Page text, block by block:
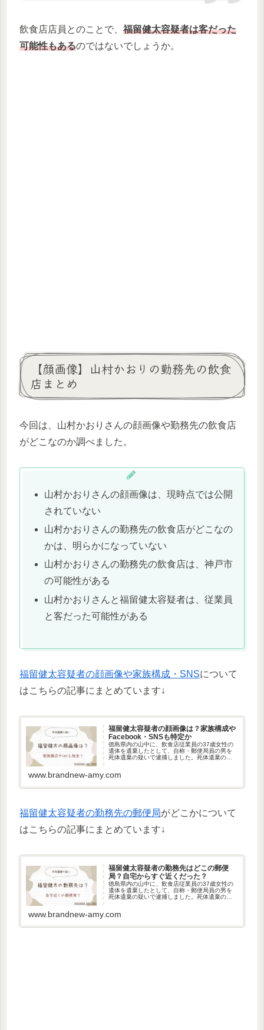
飲食店店員とのことで、 福留健太容疑者は客だった
可能性もあるのではないでしょうか。
【顔画像】山村かおりの勤務先の飲食
店まとめ
今回は、山村かおりさんの顔画像や勤務先の飲食店
がどこなのか調べました。
山村かおりさんの顔画像は、現時点では公開
されていない
山村かおりさんの勤務先の飲食店がどこなの
かは、明らかになっていない
山村かおりさんの勤務先の飲食店は、神戸市
の可能性がある
山村かおりさんと福留健太容疑者は、従業員
と客だった可能性がある
福留健太容疑者の顔画像や家族構成・SNSについて
はこちらの記事にまとめています↓
福留健太容疑者の顔画像は？家族構成や
Facebook・SNSも特定か
徳島県内の山中に、飲食店従業員の37歳女性の
遺体を遺棄したとして、自称・郵便局員の男を
死体遺棄の疑いで逮捕しました。死体遺棄の疑
FacebookやSNSについ...
www.brandnew-amy.com
福留健太容疑者の勤務先の郵便局がどこかについて
はこちらの記事にまとめています↓
福留健太容疑者の勤務先はどこの郵便
局？自宅からすぐ近くだった？
徳島県内の山中に、飲食店従業員の37歳女性の
遺体を遺棄したとして、自称・郵便局員の男を
死体遺棄の疑いで逮捕しました。死体遺棄の疑
なのかについて調べました。福...
www.brandnew-amy.com